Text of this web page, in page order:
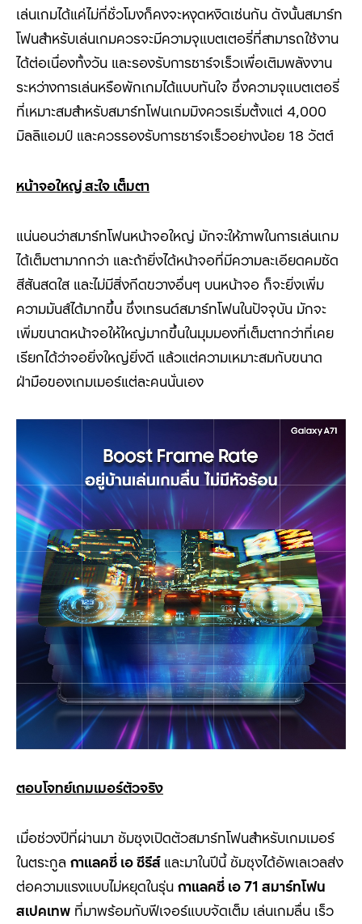
เล่นเกมได้แค่ไม่กี่ชั่วโมงก็คงจะหงุดหงิดเช่นกัน ดังนั้นสมาร์ท
โฟนสำหรับเล่นเกมควรจะมีความจุแบตเตอรี่ที่สามารถใช้งาน
ได้ต่อเนื่องทั้งวัน และรองรับการชาร์จเร็วเพื่อเติมพลังงาน
ระหว่างการเล่นหรือพักเกมได้แบบทันใจ ซึ่งความจุแบตเตอรี่
ที่เหมาะสมสำหรับสมาร์ทโฟนเกมมิงควรเริ่มตั้งแต่ 4,000
มิลลิแอมป์ และควรรองรับการชาร์จเร็วอย่างน้อย 18 วัตต์
หน้าจอใหญ่ สะใจ เต็มตา
แน่นอนว่าสมาร์ทโฟนหน้าจอใหญ่ มักจะให้ภาพในการเล่นเกม
ได้เต็มตามากกว่า และถ้ายิ่งได้หน้าจอที่มีความละเอียดคมชัด
สีสันสดใส และไม่มีสิ่งกีดขวางอื่นๆ บนหน้าจอ ก็จะยิ่งเพิ่ม
ความมันส์ได้มากขึ้น ซึ่งเทรนด์สมาร์ทโฟนในปัจจุบัน มักจะ
เพิ่มขนาดหน้าจอให้ใหญ่มากขึ้นในมุมมองที่เต็มตากว่าที่เคย
เรียกได้ว่าจอยิ่งใหญ่ยิ่งดี แล้วแต่ความเหมาะสมกับขนาด
ฝ่ามือของเกมเมอร์แต่ละคนนั่นเอง
ตอบโจทย์เกมเมอร์ตัวจริง
เมื่อช่วงปีที่ผ่านมา ซัมซุงเปิดตัวสมาร์ทโฟนสำหรับเกมเมอร์
ในตระกูล กาแลคซี่ เอ ซีรีส์ และมาในปีนี้ ซัมซุงได้อัพเลเวลส่ง
ต่อความแรงแบบไม่หยุดในรุ่น กาแลคซี่ เอ71 สมาร์ทโฟน
สเปคเทพ ที่มาพร้อมกับฟีเจอร์แบบจัดเต็ม เล่นเกมลื่น เร็ว